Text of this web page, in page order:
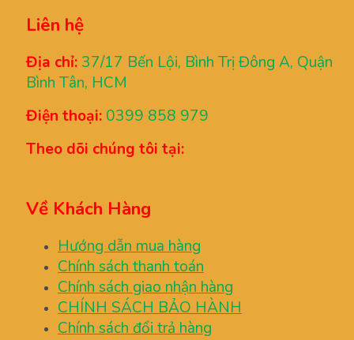
Liên hệ
Địa chỉ: 37/17 Bến Lội, Bình Trị Đông A, Quận
Bình Tân, HCM
Điện thoại: 0399 858 979
Theo dõi chúng tôi tại:
Về Khách Hàng
Hướng dẫn mua hàng
Chính sách thanh toán
Chính sách giao nhận hàng
CHÍNH SÁCH BẢO HÀNH
Chính sách đổi trả hàng